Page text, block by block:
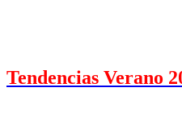
Tendencias Verano